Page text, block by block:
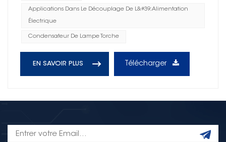
Applications Dans Le Découplage De L&#39;alimentation
Électrique
Condensateur De Lampe Torche
EN SAVOIR PLUS Télécharger